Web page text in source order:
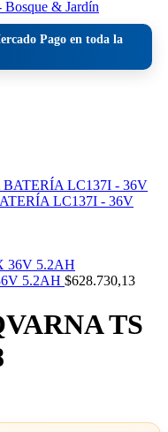
Pago en toda la
LC137I - 36V
5.2AH $628.730,13
TS